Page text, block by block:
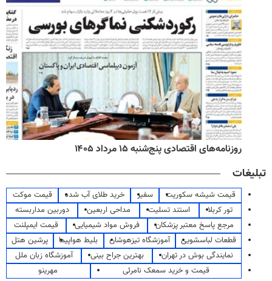
روزنامه‌های اقتصادی پنج‌شنبه ۱۵ مرداد ۱۴۰۵
تبلیغات
قیمت شیشه سکوریت سفیر خرید طلای آب شده
قیمت موکت
تور کربلا
استند تسلیت مداحی اربعین
دوربین مداربسته
مرجع پاسخ معتبر پزشکان
فروش مواد شیمیایی
قیمت ایمپلنت
قطعات لباسشویی
آموزشگاه تیزهوشان بلیط هواپیما
پرشین هتل
نمایندگی بوش در تهران
بهترین جراح بینی
آموزشگاه زبان ملل
قیمت و خرید سمعک نامرئی
مهرینو